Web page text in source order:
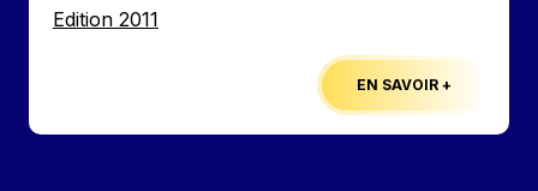
Edition
Edition 2011
EN SAVOIR +